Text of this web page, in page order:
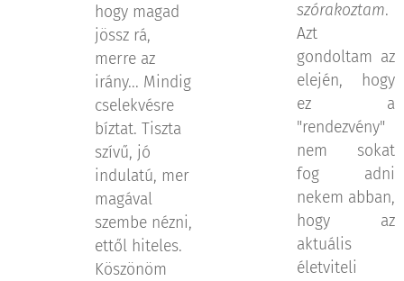
hogy magad
jössz rá,
merre az
irány... Mindig
cselekvésre
bíztat. Tiszta
szívű, jó
indulatú, mer
magával
szembe nézni,
ettől hiteles.
Köszönöm
szórakoztam.
Azt
gondoltam az
elején, hogy
ez a
"rendezvény"
nem sokat
fog adni
nekem abban,
hogy az
aktuális
életviteli